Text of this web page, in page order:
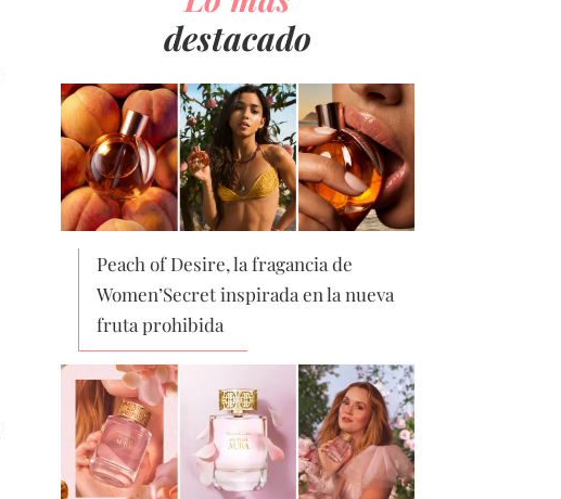
destacado
Peach of Desire, la fragancia de
Women’Secret inspirada en la nueva
fruta prohibida